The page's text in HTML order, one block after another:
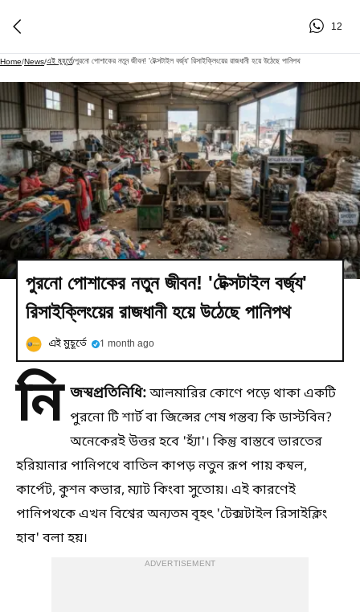
12
Home/News/এই মুহূর্তে/পুরনো পোশাকের নতুন জীবন! 'টেক্সটাইল বর্জ্য' রিসাইক্লিংয়ের রাজধানী হয়ে উঠেছে পানিপথ
পুরনো পোশাকের নতুন জীবন! 'টেক্সটাইল বর্জ্য'
রিসাইক্লিংয়ের রাজধানী হয়ে উঠেছে পানিপথ
এই মুহূর্তে 1 month ago
নি জস্বপ্রতিনিধি:আলমারির কোণে পড়ে থাকা একটি
পুরনো টি শার্ট বা জিন্সের শেষ গন্তব্য কি ডাস্টবিন?
অনেকেরই উত্তর হবে 'হ্যাঁ'। কিন্তু বাস্তবে ভারতের
হরিয়ানার পানিপথে বাতিল কাপড় নতুন রূপ পায় কম্বল,
কার্পেট, কুশন কভার, ম্যাট কিংবা সুতোয়। এই কারণেই
পানিপথকে এখন বিশ্বের অন্যতম বৃহৎ 'টেক্সটাইল রিসাইক্লিং
হাব' বলা হয়।
ADVERTISEMENT